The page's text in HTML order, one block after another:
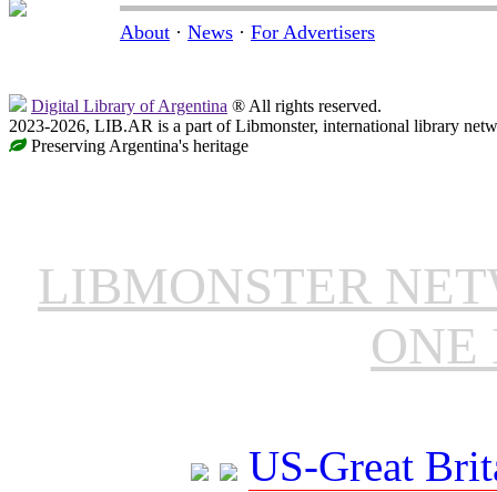
About · News · For Advertisers
Digital Library of Argentina ® All rights reserved.
2023-2026, LIB.AR is a part of Libmonster, international library
Preserving Argentina's heritage
LIBMONSTER
ONE
US-Great